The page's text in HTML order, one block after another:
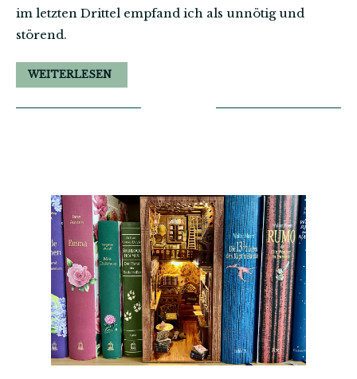
im letzten Drittel empfand ich als unnötig und
störend.
WEITERLESEN